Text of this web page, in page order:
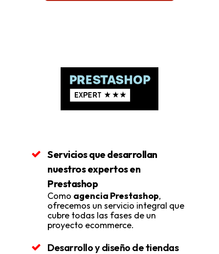
Servicios que desarrollan
nuestros expertos en
Prestashop
Como agencia Prestashop,
ofrecemos un servicio integral que
cubre todas las fases de un
proyecto ecommerce.
Desarrollo y diseño de tiendas